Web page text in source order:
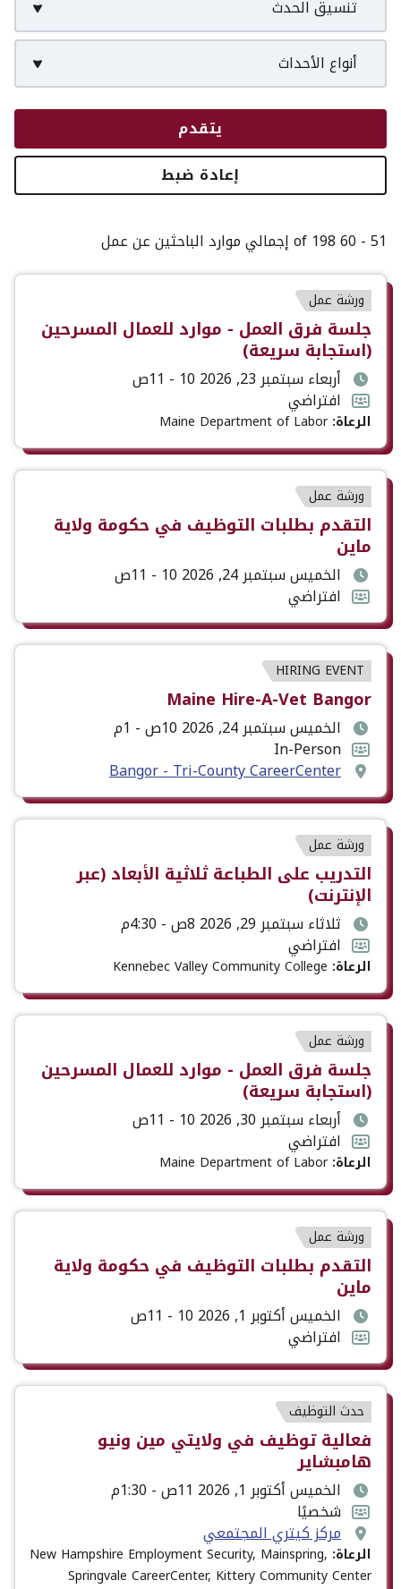
تنسيق الحدث
أنواع الأحداث
يتقدم
إعادة ضبط
51 - 60 of 198 إجمالي موارد الباحثين عن عمل
نوع
الحدث
ورشة عمل
عنوان
الحدث
جلسة فرق العمل - موارد للعمال المسرحين
(استجابة سريعة)
تاريخ
ووقت
الحدث
أربعاء سبتمبر 23, 2026 10 - 11ص
تنسيق
الحدث
افتراضي
الرعاة:Maine Department of Labor
نوع
الحدث
ورشة عمل
عنوان
الحدث
التقدم بطلبات التوظيف في حكومة ولاية
ماين
تاريخ
ووقت
الحدث
الخميس سبتمبر 24, 2026 10 - 11ص
تنسيق
الحدث
افتراضي
نوع
الحدث
HIRING EVENT
عنوان
الحدث
Maine Hire-A-Vet Bangor
تاريخ
ووقت
الحدث
الخميس سبتمبر 24, 2026 10ص - 1م
تنسيق
الحدث
In-Person
مكان
الحدث
Bangor - Tri-County CareerCenter
نوع
الحدث
ورشة عمل
عنوان
الحدث
التدريب على الطباعة ثلاثية الأبعاد (عبر
الإنترنت)
تاريخ
ووقت
الحدث
ثلاثاء سبتمبر 29, 2026 8ص - 4:30م
تنسيق
الحدث
افتراضي
الرعاة: Kennebec Valley Community College
نوع
الحدث
ورشة عمل
عنوان
الحدث
جلسة فرق العمل - موارد للعمال المسرحين
(استجابة سريعة)
تاريخ
ووقت
الحدث
أربعاء سبتمبر 30, 2026 10 - 11ص
تنسيق
الحدث
افتراضي
الرعاة:Maine Department of Labor
نوع
الحدث
ورشة عمل
عنوان
الحدث
التقدم بطلبات التوظيف في حكومة ولاية
ماين
تاريخ
ووقت
الحدث
الخميس أكتوبر 1, 2026 10 - 11ص
تنسيق
الحدث
افتراضي
نوع
الحدث
حدث التوظيف
عنوان
الحدث
فعالية توظيف في ولايتي مين ونيو
هامبشاير
تاريخ
ووقت
الحدث
الخميس أكتوبر 1, 2026 11ص - 1:30م
تنسيق
الحدث
شخصيًا
مكان
الحدث
مركز كيتري المجتمعي
الرعاة: New Hampshire Employment Security, Mainspring,
Springvale CareerCenter, Kittery Community Center